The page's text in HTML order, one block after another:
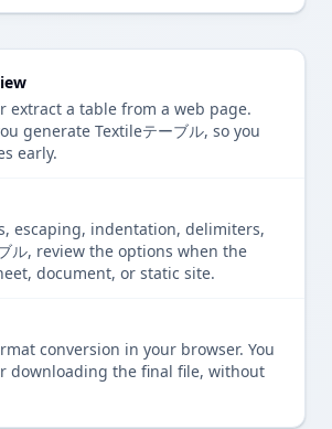
extract a table from a web page.
generate Textileテーブル, so you
early.
escaping, indentation, delimiters,
ル, review the options when the
document, or static site.
conversion in your browser. You
downloading the final file, without